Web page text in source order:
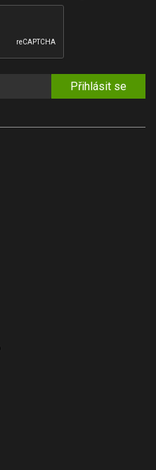
Přihlásit se